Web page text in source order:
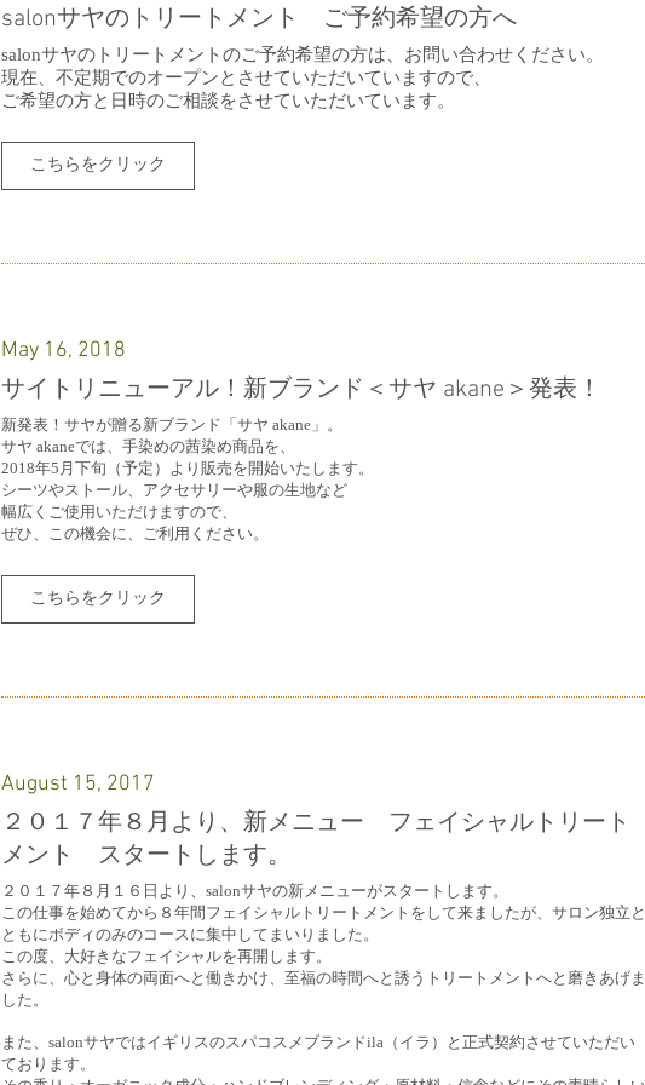
salonサヤのトリートメント ご予約希望の方へ
salonサヤのトリートメントのご予約希望の方は、お問い合わせください。
現在、不定期でのオープンとさせていただいていますので、
​ご希望の方と日時のご相談をさせていただいています。
こちらをクリック
May 16, 2018
サイトリニューアル！新ブランド＜サヤ akane＞発表！
新発表！サヤが贈る新ブランド「サヤ akane」。
​サヤ akaneでは、手染めの茜染め商品を、
2018年5月下旬（予定）より販売を開始いたします。
シーツやストール、アクセサリーや服の生地など
幅広くご使用いただけますので、
ぜひ、この機会に、ご利用ください。
こちらをクリック
August 15, 2017
２０１７年８月より、新メニュー フェイシャルトリート
メント スタートします。
２０１７年８月１６日より、salonサヤの新メニューがスタートします。
この仕事を始めてから８年間フェイシャルトリートメントをして来ましたが、サロン独立と
ともにボディのみのコースに集中してまいりました。
この度、大好きなフェイシャルを再開します。
さらに、心と身体の両面へと働きかけ、至福の時間へと誘うトリートメントへと磨きあげま
した。
また、salonサヤではイギリスのスパコスメブランドila（イラ）と正式契約させていただい
ております。